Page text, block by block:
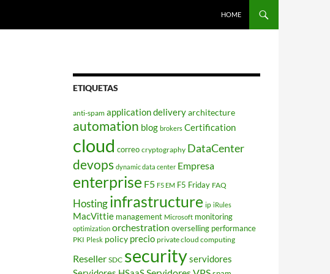
HOME
ETIQUETAS
anti-spam application deliveryarchitecture
automation blog brokers Certification
cloud correo cryptography DataCenter
devops dynamic data center Empresa
enterprise F5 F5 EM F5 Friday FAQ
Hostinginfrastructure ip iRules
MacVittie management Microsoft monitoring
optimization orchestration overselling performance
PKI Plesk policy precio private cloud computing
Reseller SDC securityservidores